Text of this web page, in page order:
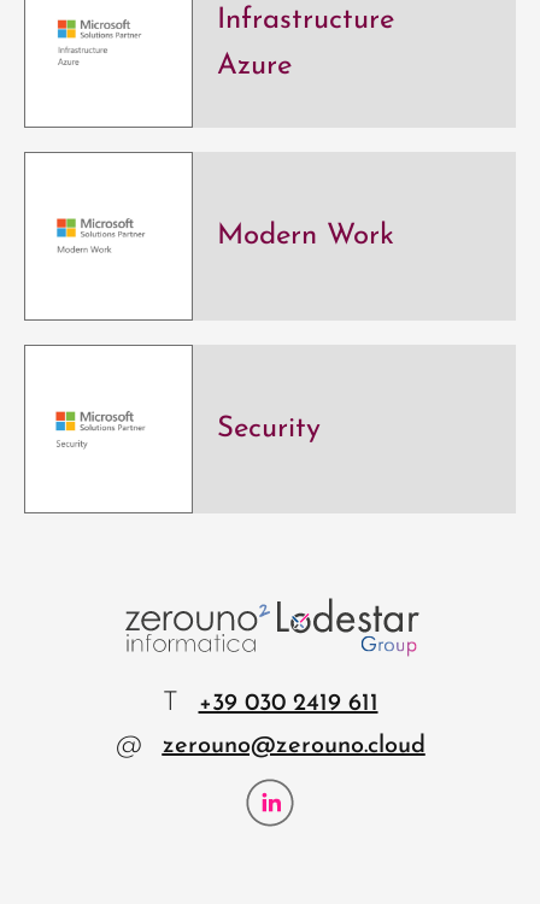
Infrastructure
Azure
Modern Work
Security
T +39 030 2419 611
@ zerouno@zerouno.cloud